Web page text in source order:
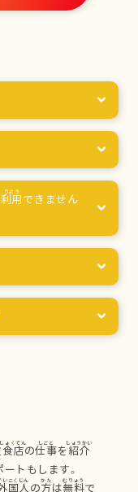
利用 できません
店の仕事を紹介
ートもします。
国人の方は無料で